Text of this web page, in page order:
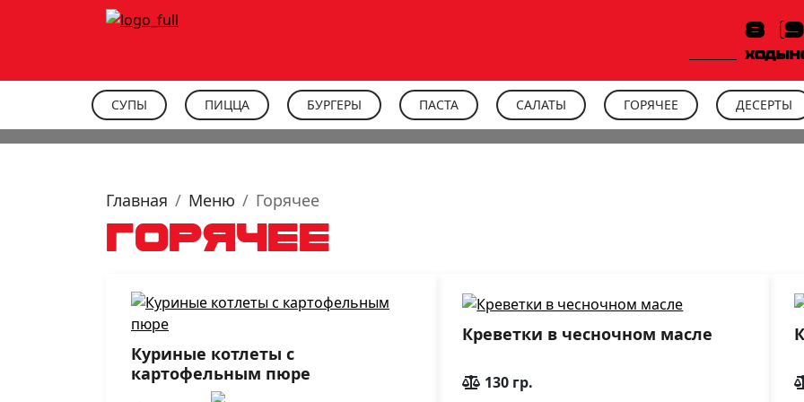
8
СУПЫ ПИЦЦА БУРГЕРЫ ПАСТА САЛАТЫ ГОРЯЧЕЕ ДЕСЕРТЫ
Главная Меню Горячее
Горячее
Куриные котлеты с
картофельным пюре
Креветки в чесночном масле
130 гр.
Получите от 500 баллов в подарок